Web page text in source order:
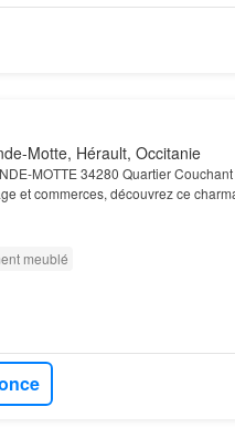
Motte, Hérault, Occitanie
MOTTE 34280 Quartier
et commerces, découvrez ce
meublé